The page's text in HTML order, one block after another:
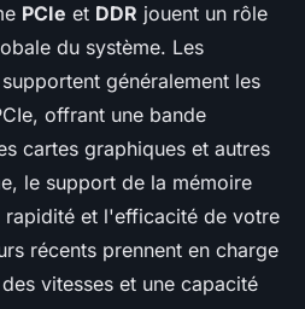
PCIe et DDR jouent un rôle
du système. Les
généralement les
offrant une bande
cartes graphiques et autres
le support de la mémoire
rapidité et l'efficacité de votre
récents prennent en charge
vitesses et une capacité